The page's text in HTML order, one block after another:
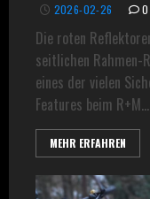
2026-02-26 0
Die roten
seitlichen Rahmen-
eines der vielen
Features beim R+M...
MEHR ERFAHREN